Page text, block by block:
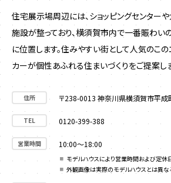
住宅展示場周辺には、ショッピングセンター
施設が整っており、横須賀市内で一番賑わい
に位置します。住みやすい街として人気のこ
カーが個性あふれる住まいづくりをご提案し
住所 〒238-0013 神奈川県横須賀市平成
TEL 0120-399-388
営業時間 10:00～18:00
モデルハウスにより営業時間および定休
外観画像は実際のモデルハウスとは異な